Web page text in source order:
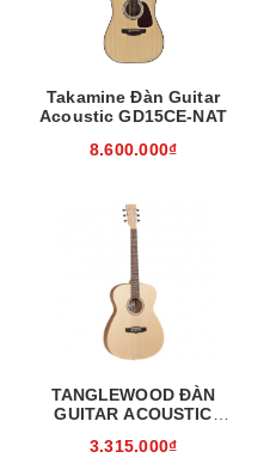
Takamine Đàn Guitar
Acoustic GD15CE-NAT
8.600.000₫
TANGLEWOOD ĐÀN
GUITAR ACOUSTIC
3.315.000₫